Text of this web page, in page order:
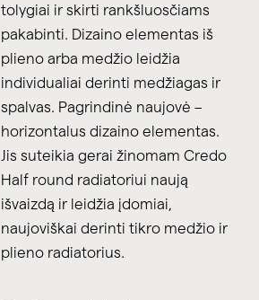
tolygiai ir skirti rankšluosčiams
pakabinti. Dizaino elementas iš
plieno arba medžio leidžia
individualiai derinti medžiagas ir
spalvas. Pagrindinė naujovė –
horizontalus dizaino elementas.
Jis suteikia gerai žinomam Credo
Half round radiatoriui naują
išvaizdą ir leidžia įdomiai,
naujoviškai derinti tikro medžio ir
plieno radiatorius.